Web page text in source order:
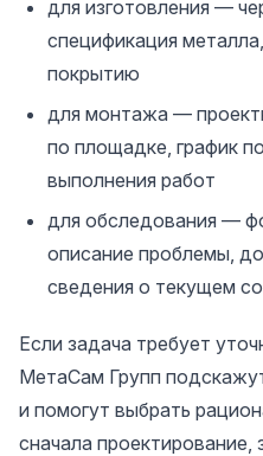
для изготовления —
спецификация
покрытию
для монтажа —
по площадке, график
выполнения работ
для обследования —
описание проблемы,
сведения о текущем
Если задача требует
МетаСам Групп
и помогут выбрать
сначала проектирование,